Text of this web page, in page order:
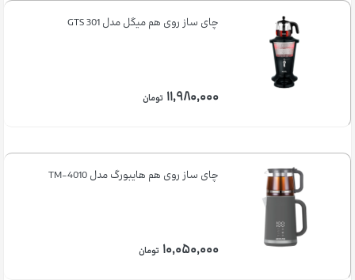
چای ساز روی هم میگل مدل GTS 301
۱۱,۹۸۰,۰۰۰ تومان
چای ساز روی هم هایبورگ مدل TM-4010
۱۰,۰۵۰,۰۰۰ تومان